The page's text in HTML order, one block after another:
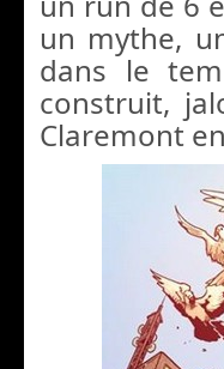
un mythe,
dans le
construit,
Claremont